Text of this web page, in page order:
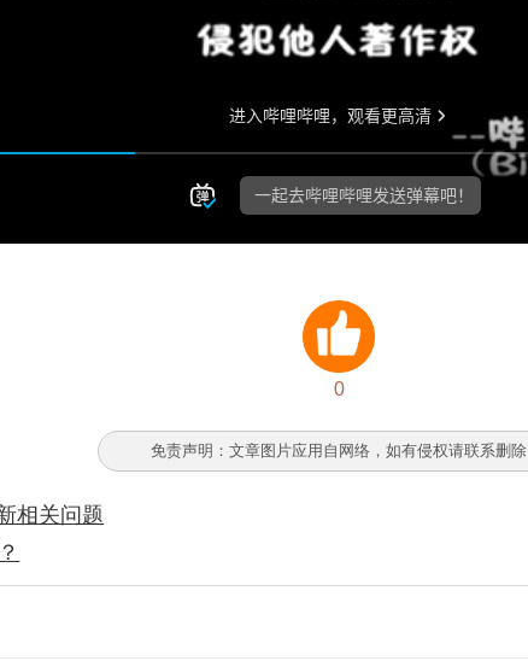
0
免责声明：文章图片应用自网络，如有侵权请联系删除
相关问题